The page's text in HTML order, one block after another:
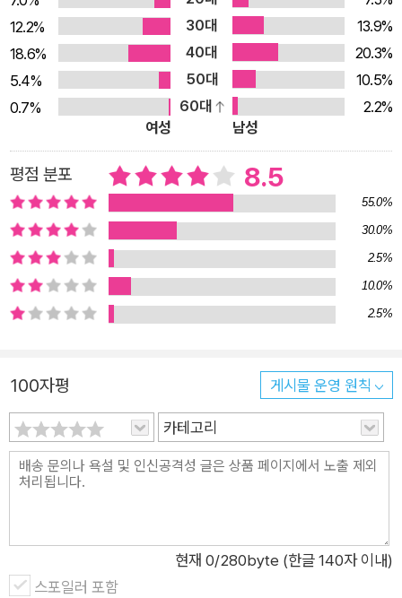
12.2%
30대
13.9%
18.6%
40대
20.3%
5.4%
50대
10.5%
0.7%
60대
2.2%
여성
남성
평점 분포 8.5
55.0%
30.0%
2.5%
10.0%
2.5%
100자평 게시물 운영 원칙
카테고리
현재 0/280byte (한글 140자 이내)
스포일러 포함